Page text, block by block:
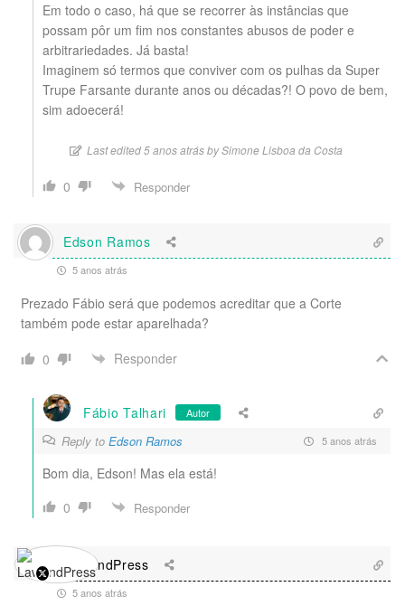
Em todo o caso, há que se recorrer às instâncias que
possam pôr um fim nos constantes abusos de poder e
arbitrariedades. Já basta!
Imaginem só termos que conviver com os pulhas da Super
Trupe Farsante durante anos ou décadas?! O povo de bem,
sim adoecerá!
Last edited 5 anos atrás by Simone Lisboa da Costa
0 Responder
Edson Ramos
5 anos atrás
Prezado Fábio será que podemos acreditar que a Corte
também pode estar aparelhada?
0
Responder
Fábio Talhari Autor
Reply to Edson Ramos 5 anos atrás
Bom dia, Edson! Mas ela está!
0
Responder
LawAndPress
5 anos atrás